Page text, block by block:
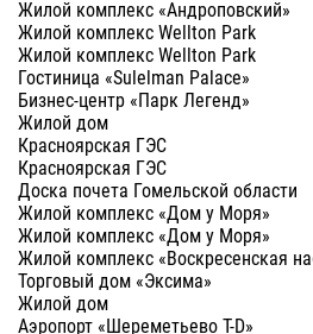
Жилой комплекс «Андроповский»
Жилой комплекс Wellton Park
Жилой комплекс Wellton Park
Гостиница «Sulelman Palace»
Бизнес-центр «Парк Легенд»
Жилой дом
Красноярская ГЭС
Красноярская ГЭС
Доска почета Гомельской области
Жилой комплекс «Дом у Моря»
Жилой комплекс «Дом у Моря»
Жилой комплекс «Воскресенская
Торговый дом «Эксима»
Жилой дом
Аэропорт «Шереметьево Т-D»